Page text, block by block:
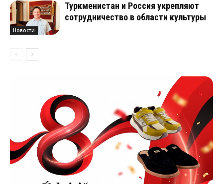
Новости
Туркменистан и Россия укрепляют
сотрудничество в области культуры